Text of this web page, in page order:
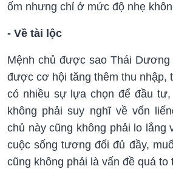
ốm nhưng chỉ ở mức độ nhẹ
- Về tài lộc
Mệnh chủ được sao Thái Dương
được cơ hội tăng thêm thu nhập,
có nhiều sự lựa chọn để đầu
không phải suy nghĩ về vốn
chủ này cũng không phải lo lắng
cuộc sống tương đối đủ đầy,
cũng không phải là vấn đề quá to